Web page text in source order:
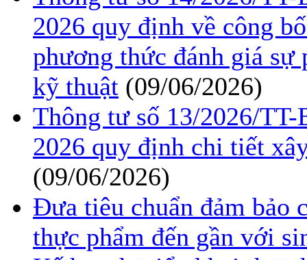
2026 quy định về công
phương thức đánh giá sự
kỹ thuật (09/06/2026)
Thông tư số 13/2026/
2026 quy định chi tiết
(09/06/2026)
Đưa tiêu chuẩn đảm bảo
thực phẩm đến gần với